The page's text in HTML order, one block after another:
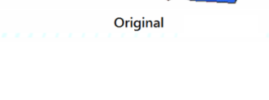
入力分析-True-load負載
析